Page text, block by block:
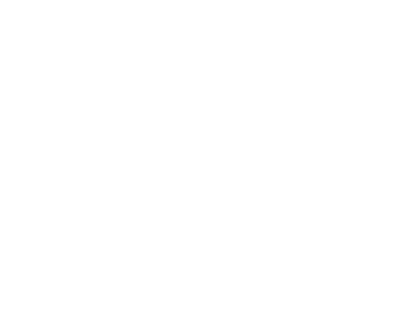
主打兩房